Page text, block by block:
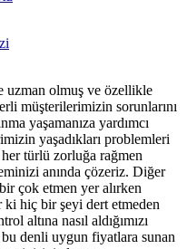
uzman olmuş ve özellikle
müşterilerimizin sorunlarını
yaşamanıza yardımcı
yaşadıkları problemleri
her türlü zorluğa rağmen
anında çözeriz. Diğer
çok etmen yer alırken
ki hiç bir şeyi dert etmeden
altına nasıl aldığımızı
denli uygun fiyatlara sunan